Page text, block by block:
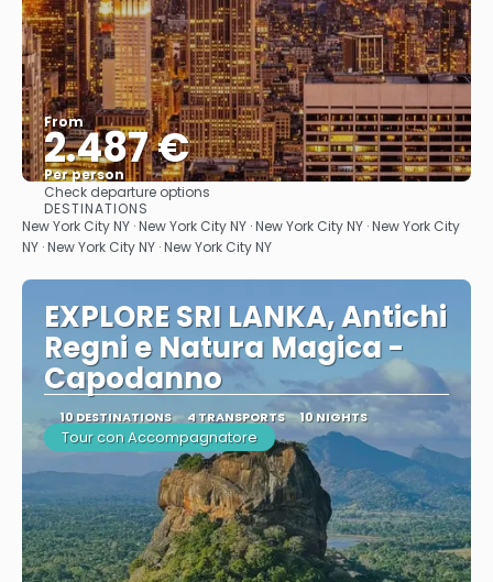
From
2.487 €
Per person
Check departure options
DESTINATIONS
New York City NY · New York City NY · New York City NY · New York City
NY · New York City NY · New York City NY
EXPLORE SRI LANKA, Antichi
Regni e Natura Magica -
Capodanno
10 DESTINATIONS 4 TRANSPORTS 10 NIGHTS
Tour con Accompagnatore